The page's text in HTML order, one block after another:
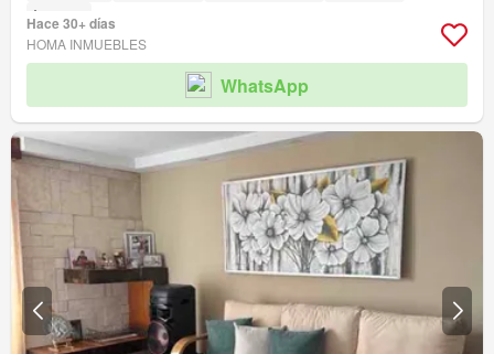
Ascensor
Hace 30+ días
HOMA INMUEBLES
WhatsApp